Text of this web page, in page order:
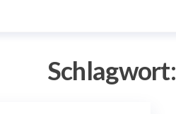
Schlagwort: